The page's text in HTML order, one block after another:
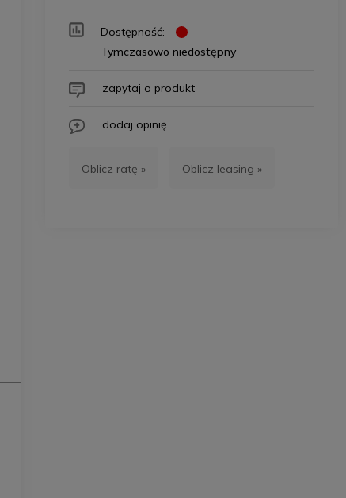
Dostępność:
Tymczasowo niedostępny
zapytaj o produkt
dodaj opinię
Oblicz ratę » Oblicz leasing »